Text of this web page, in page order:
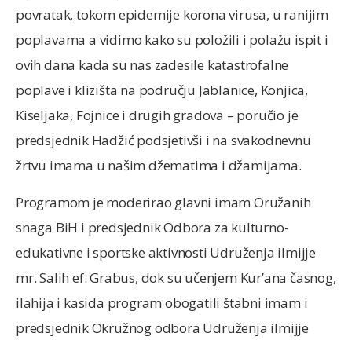
povratak, tokom epidemije korona virusa, u ranijim
poplavama a vidimo kako su položili i polažu ispit i
ovih dana kada su nas zadesile katastrofalne
poplave i klizišta na području Jablanice, Konjica,
Kiseljaka, Fojnice i drugih gradova – poručio je
predsjednik Hadžić podsjetivši i na svakodnevnu
žrtvu imama u našim džematima i džamijama.
Programom je moderirao glavni imam Oružanih
snaga BiH i predsjednik Odbora za kulturno-
edukativne i sportske aktivnosti Udruženja ilmijje
mr. Salih ef. Grabus, dok su učenjem Kur’ana časnog,
ilahija i kasida program obogatili štabni imam i
predsjednik Okružnog odbora Udruženja ilmijje